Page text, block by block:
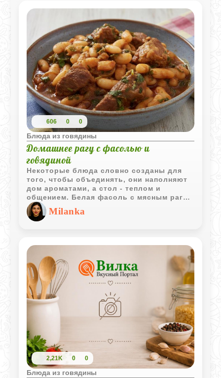
606 0 0
Блюда из говядины
Домашнее рагу с фасолью и
говядиной
Некоторые блюда словно созданы для
того, чтобы объединять, они наполняют
дом ароматами, а стол - теплом и
общением. Белая фасоль с мясным рагу
в томатном соусе - именно такое блюдо:
сытное, ароматное и по-настоящему
домашнее. Нежное мясо, медленно
создавая гармоничный вкус, который
нравится всем. Рецепт не требует
сложных техник - он прост в исполнении,
но результат впечатляет.
Milanka
2,21K 0 0
Блюда из говядины